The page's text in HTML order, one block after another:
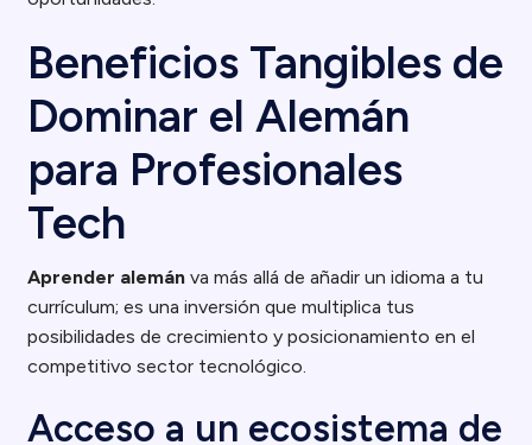
Beneficios Tangibles de
Dominar el Alemán
para Profesionales
Tech
Aprender alemán va más allá de añadir un idioma a tu
currículum; es una inversión que multiplica tus
posibilidades de crecimiento y posicionamiento en el
competitivo sector tecnológico.
Acceso a un ecosistema de